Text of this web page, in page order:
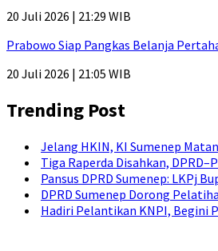
20 Juli 2026 | 21:29 WIB
Prabowo Siap Pangkas Belanja
20 Juli 2026 | 21:05 WIB
Trending Post
Jelang HKIN, KI Sumenep
Tiga Raperda Disahkan,
Pansus DPRD Sumenep: LKPj
DPRD Sumenep Dorong
Hadiri Pelantikan KNPI, Begini